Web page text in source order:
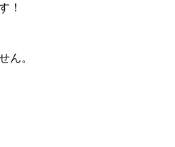
！
ん。